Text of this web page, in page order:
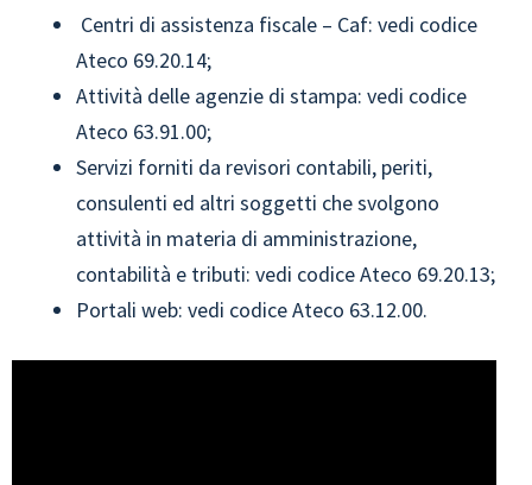
Centri di assistenza fiscale – Caf: vedi codice
Ateco 69.20.14;
Attività delle agenzie di stampa: vedi codice
Ateco 63.91.00;
Servizi forniti da revisori contabili, periti,
consulenti ed altri soggetti che svolgono
attività in materia di amministrazione,
contabilità e tributi: vedi codice Ateco 69.20.13;
Portali web: vedi codice Ateco 63.12.00.